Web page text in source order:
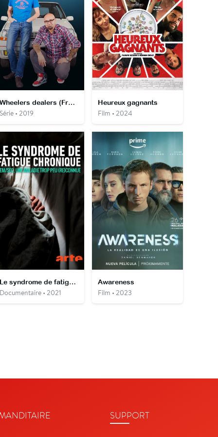
Wheelers dealers (France)
• 2019
Heureux gagnants
Film • 2024
Le syndrome de fatigue chronique : L'EM/SFC, une maladie trop peu (re)connue
• 2021
Awareness
Film • 2023
SUPPORT